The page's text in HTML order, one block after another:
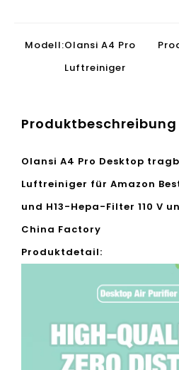
Modell:Olansi A4 Pro
Produktmarke:Olansi
Produktbeschreibung
Olansi A4 Pro Desktop
Luftreiniger für Amazon
und H13-Hepa-Filter 110 V
China Factory
Produktdetail: